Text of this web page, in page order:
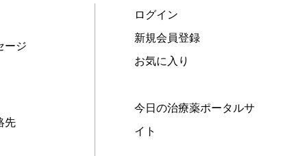
ージ
先
ログイン
新規会員登録
お気に入り
今日の治療薬ポータルサ
イト